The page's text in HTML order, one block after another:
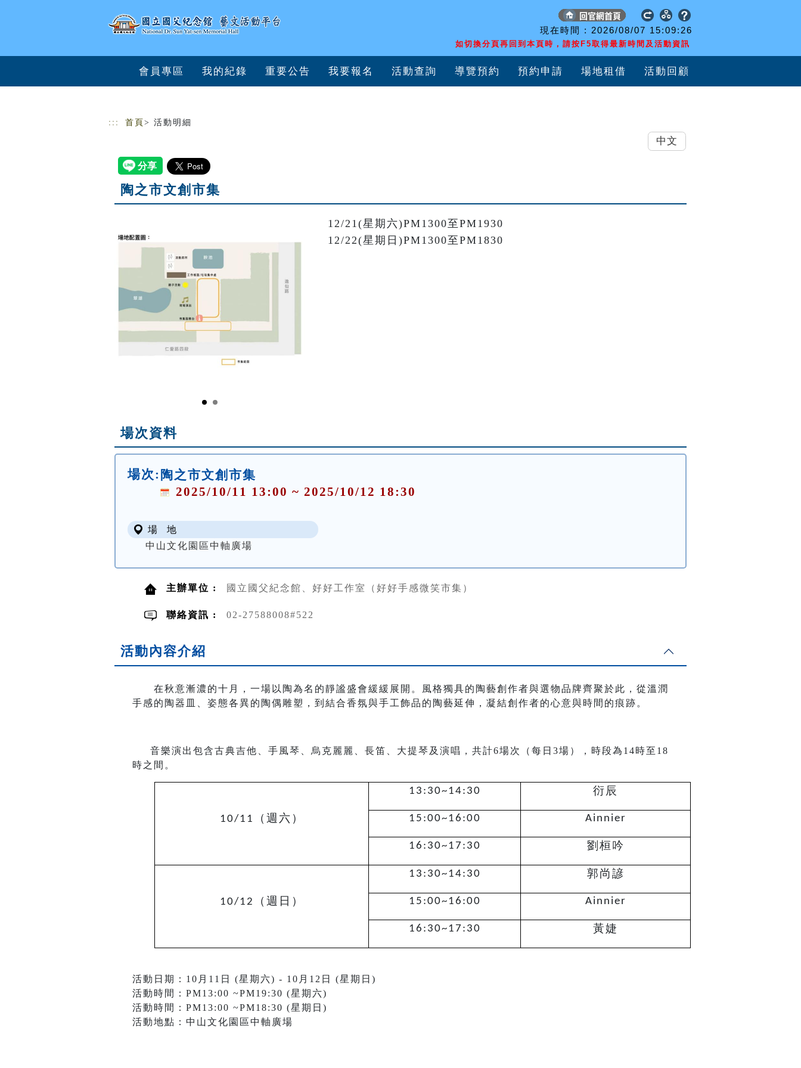
現在時間 : 2026/08/07 15:09:27
如切換分頁再回到本頁時，請按F5取得最新時間及活動資訊
會員專區 我的紀錄 重要公告 我要報名 活動查詢 導覽預約 預約申請 場地租借 活動回顧
::: 首頁 > 活動明細
陶之市文創市集
12/21(星期六)PM1300至PM1930
12/22(星期日)PM1300至PM1830
場次資料
場次: 陶之市文創市集
2025/10/11 13:00 ~ 2025/10/12 18:30
場 地
中山文化園區中軸廣場
主辦單位 : 國立國父紀念館、好好工作室（好好手感微笑市集）
聯絡資訊 : 02-27588008#522
活動內容介紹
在秋意漸濃的十月，一場以陶為名的靜謐盛會緩緩展開。風格獨具的陶藝創作者與選物品牌齊聚於此，從溫潤
手感的陶器皿、姿態各異的陶偶雕塑，到結合香氛與手工飾品的陶藝延伸，凝結創作者的心意與時間的痕跡。
音樂演出包含古典吉他、手風琴、烏克麗麗、長笛、大提琴及演唱，共計6場次（每日3場），時段為14時至18
時之間。
10/11 （週六）
13:30~14:30 衍辰
15:00~16:00 Ainnier
16:30~17:30 劉桓吟
10/12 （週日）
13:30~14:30 郭尚諺
15:00~16:00 Ainnier
16:30~17:30 黃婕
活動日期：10月11日 (星期六) - 10月12日 (星期日)
活動時間：PM13:00 ~PM19:30 (星期六)
活動時間：PM13:00 ~PM18:30 (星期日)
活動地點：中山文化園區中軸廣場